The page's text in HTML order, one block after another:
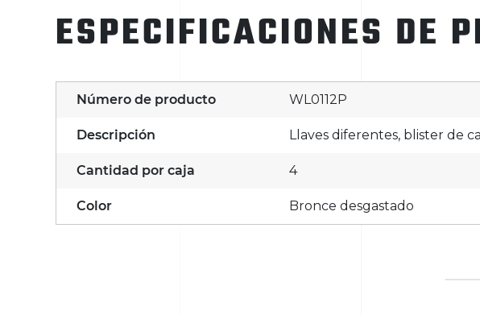
ESPECIFICACIONES DE
Número de producto WL0112P
Descripción Llaves diferentes, blister de
Cantidad por caja 4
Color Bronce desgastado